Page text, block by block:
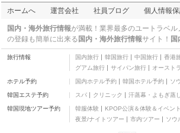
ホームへ 運営会社 社員ブログ 個人情報
国内・海外旅行情報が満載！業界最多のユートラベル
の登録も簡単に出来る 国内・海外旅行情報サイト！ 国
旅行情報 国内旅行 韓国旅行 中国旅行 香港
グアム旅行
サイパン旅行 オースト
ホテル予約 国内ホテル予約 韓国ホテル予約 ソ
韓国エステ予約 スパ クリニック 汗蒸幕・よもぎ蒸し
韓国現地ツアー予約 韓服体験 KPOP公演＆体験＆イベント
夜景/ナイトツアー
市内ツアー ソウ